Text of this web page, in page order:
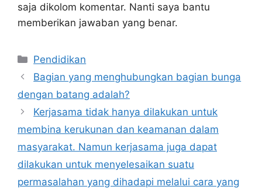
saja dikolom komentar. Nanti saya bantu
memberikan jawaban yang benar.
Kategori
Pendidikan
Bagian yang menghubungkan bagian bunga
dengan batang adalah?
Kerjasama tidak hanya dilakukan untuk
membina kerukunan dan keamanan dalam
masyarakat. Namun kerjasama juga dapat
dilakukan untuk menyelesaikan suatu
permasalahan yang dihadapi melalui cara yang